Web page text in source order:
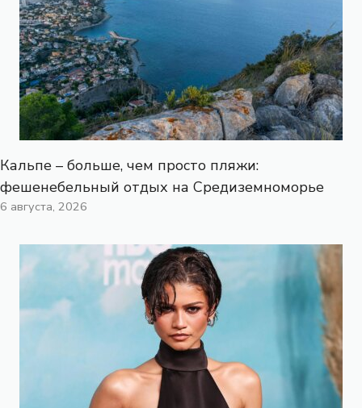
Кальпе – больше, чем просто пляжи:
фешенебельный отдых на Средиземноморье
6 августа, 2026